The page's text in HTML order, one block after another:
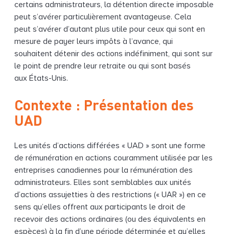
certains administrateurs, la détention directe imposable
peut s’avérer particulièrement avantageuse. Cela
peut s’avérer d’autant plus utile pour ceux qui sont en
mesure de payer leurs impôts à l’avance, qui
souhaitent détenir des actions indéfiniment, qui sont sur
le point de prendre leur retraite ou qui sont basés
aux États-Unis.
Contexte : Présentation des
UAD
Les unités d’actions différées « UAD » sont une forme
de rémunération en actions couramment utilisée par les
entreprises canadiennes pour la rémunération des
administrateurs. Elles sont semblables aux unités
d’actions assujetties à des restrictions (« UAR ») en ce
sens qu’elles offrent aux participants le droit de
recevoir des actions ordinaires (ou des équivalents en
espèces) à la fin d’une période déterminée et qu’elles